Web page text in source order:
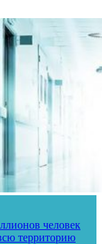
человек
территорию